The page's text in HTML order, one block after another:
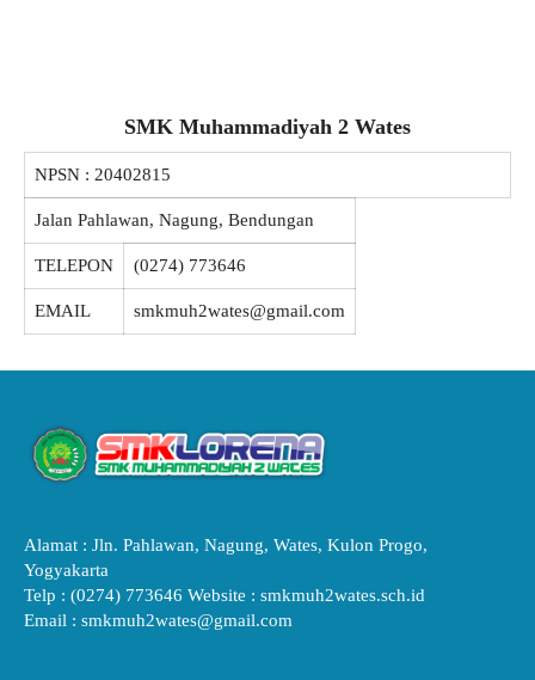
SMK Muhammadiyah 2 Wates
NPSN : 20402815
Jalan Pahlawan, Nagung, Bendungan
TELEPON (0274) 773646
EMAIL smkmuh2wates@gmail.com
Alamat : Jln. Pahlawan, Nagung, Wates, Kulon Progo,
Yogyakarta
Telp : (0274) 773646 Website : smkmuh2wates.sch.id
Email : smkmuh2wates@gmail.com